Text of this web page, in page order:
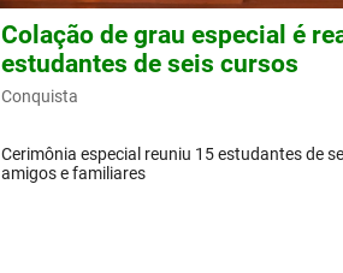
Colação de grau especial é
estudantes de seis cursos
Conquista
Cerimônia especial reuniu 15 estudantes de
amigos e familiares